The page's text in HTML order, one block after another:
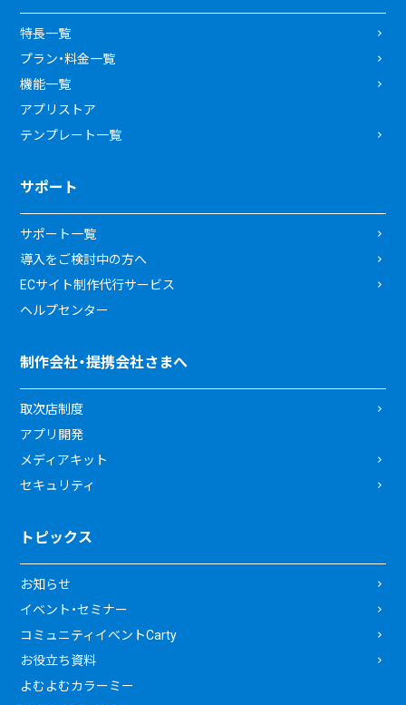
特長一覧
プラン・料金一覧
機能一覧
アプリストア
テンプレート一覧
サポート
サポート一覧
導入をご検討中の方へ
ECサイト制作代行サービス
ヘルプセンター
制作会社・提携会社さまへ
取次店制度
アプリ開発
メディアキット
セキュリティ
トピックス
お知らせ
イベント・セミナー
コミュニティイベントCarty
お役立ち資料
よむよむカラーミー